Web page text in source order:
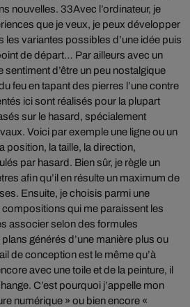
nouvelles. 33Avec l’ordinateur, je
que je veux, je peux développer
les variantes possibles d’une idée puis
de départ… Par ailleurs avec un
sentiment d’être un peu nostalgique
feu en tapant des pierres l’une contre
ici sont réalisés pour la plupart
sur le hasard, spécialement
Voici par exemple une ligne ou un
position, la taille, la direction,
par hasard. Bien sûr, je règle un
afin qu’il en résulte un maximum de
Ensuite, je choisis parmi une
compositions qui me paraissent les
associer selon des formules
générés d’une manière plus ou
de conception est le même qu’à
avec une toile et de la peinture, il
C’est pourquoi j’appelle mon
numérique » ou bien encore «